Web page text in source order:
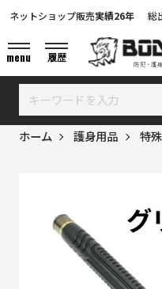
防犯・護
ネットショップ販売実績26年 総
menu 履歴
ホーム 護身用品 特